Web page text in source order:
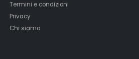
Termini e condizioni
Privacy
Chi siamo